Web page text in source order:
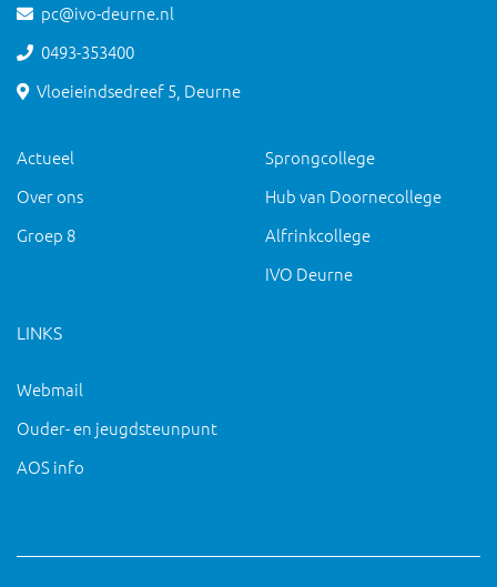
pc@ivo-deurne.nl
0493-353400
Vloeieindsedreef 5, Deurne
Actueel
Over ons
Groep 8
Sprongcollege
Hub van Doornecollege
Alfrinkcollege
IVO Deurne
LINKS
Webmail
Ouder- en jeugdsteunpunt
AOS info